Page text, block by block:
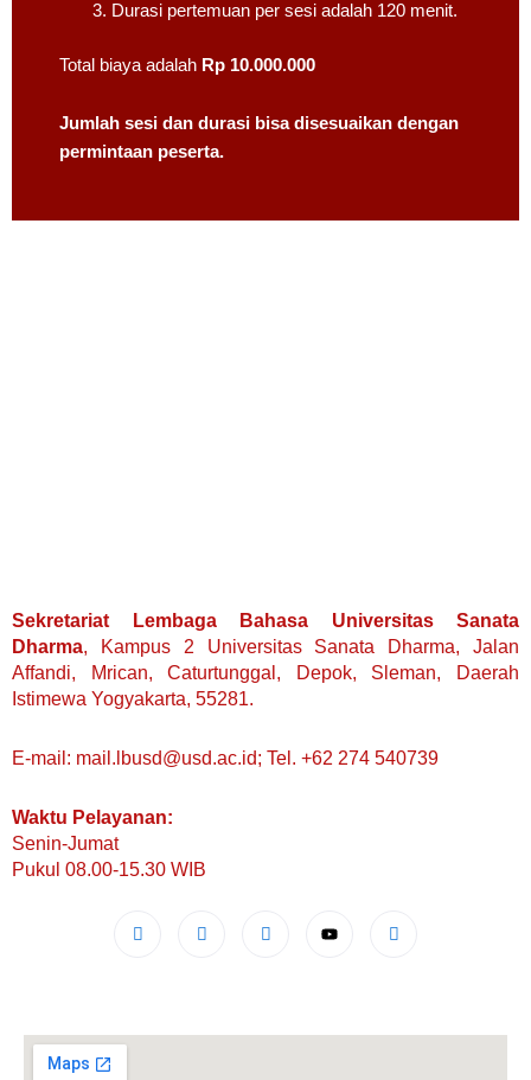
Durasi pertemuan per sesi adalah 120 menit.
Total biaya adalah Rp 10.000.000
Jumlah sesi dan durasi bisa disesuaikan dengan
permintaan peserta.
Sekretariat Lembaga Bahasa Universitas Sanata
Dharma, Kampus 2 Universitas Sanata Dharma, Jalan
Affandi, Mrican, Caturtunggal, Depok, Sleman, Daerah
Istimewa Yogyakarta, 55281.
E-mail: mail.lbusd@usd.ac.id; Tel. +62 274 540739
Waktu Pelayanan:
Senin-Jumat
Pukul 08.00-15.30 WIB